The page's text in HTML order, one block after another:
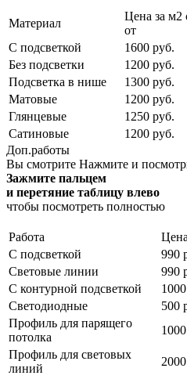
Материал
Цена за м2
от
С подсветкой
1600 руб.
Без подсветки
1200 руб.
Подсветка в нише
1300 руб.
Матовые
1200 руб.
Глянцевые
1250 руб.
Сатиновые
1200 руб.
Доп.работы
Вы смотрите Нажмите и
Зажмите пальцем
и перетяние таблицу влево
чтобы посмотреть полностью
Работа
С подсветкой
990
Световые линии
990
С контурной подсветкой
Светодиодные
500
Профиль для парящего
потолка
Профиль для световых
линий